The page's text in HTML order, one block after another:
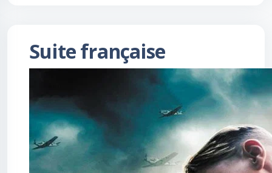
Suite française